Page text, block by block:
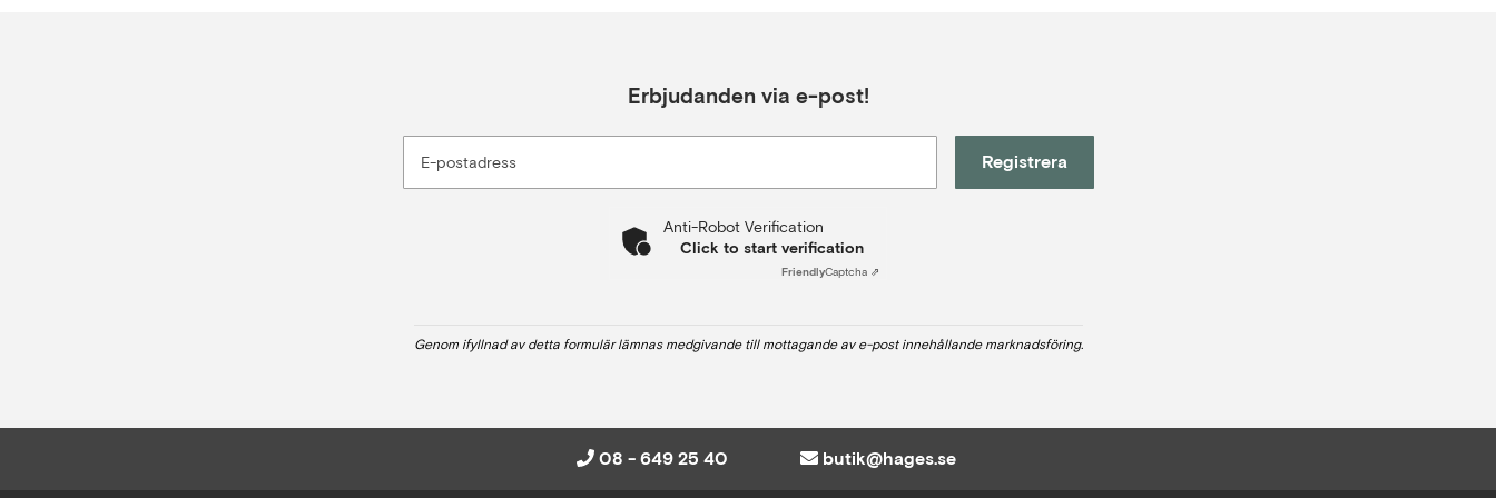
Erbjudanden via e-post!
E-postadress Registrera
Anti-Robot Verification
Click to start verification
FriendlyCaptcha ⇗
Genom ifyllnad av detta formulär lämnas medgivande till mottagande av e-post innehållande marknadsföring.
08 - 649 25 40 butik@hages.se